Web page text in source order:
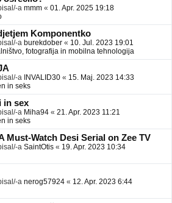
a mmm « 01. Apr. 2025 19:18
Komponentko
a burekdober « 10. Jul. 2023 19:01
fotografija in mobilna tehnologija
a INVALID30 « 15. Maj. 2023 14:33
in seks
in sex
a Miha94 « 21. Apr. 2023 11:21
in seks
Must-Watch Desi Serial on Zee TV
a SaintOtis « 19. Apr. 2023 10:34
a nerog57924 « 12. Apr. 2023 6:44